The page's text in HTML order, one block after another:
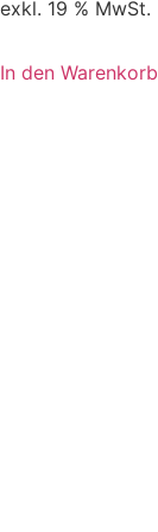
exkl. 19 % MwSt.
In den Warenkorb